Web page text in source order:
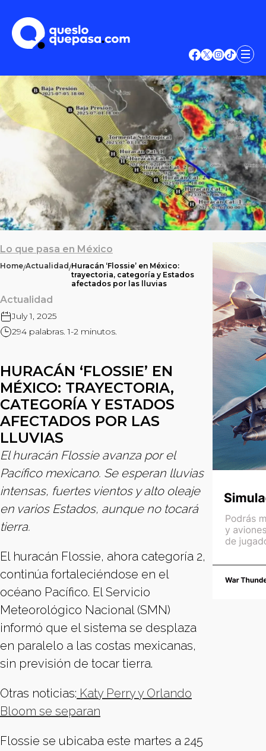
Lo que pasa en México
Home/Actualidad/Huracán ‘Flossie’ en México:
trayectoria, categoría y Estados
afectados por las lluvias
Actualidad
July 1, 2025
294 palabras. 1-2 minutos.
HURACÁN ‘FLOSSIE’ EN
MÉXICO: TRAYECTORIA,
CATEGORÍA Y ESTADOS
AFECTADOS POR LAS
LLUVIAS
El huracán Flossie avanza por el
Pacífico mexicano. Se esperan lluvias
intensas, fuertes vientos y alto oleaje
en varios Estados, aunque no tocará
tierra.
El huracán Flossie, ahora categoría 2,
continúa fortaleciéndose en el
océano Pacífico. El Servicio
Meteorológico Nacional (SMN)
informó que el sistema se desplaza
en paralelo a las costas mexicanas,
sin previsión de tocar tierra.
Otras noticias: Katy Perry y Orlando
Bloom se separan
Flossie se ubicaba este martes a 245